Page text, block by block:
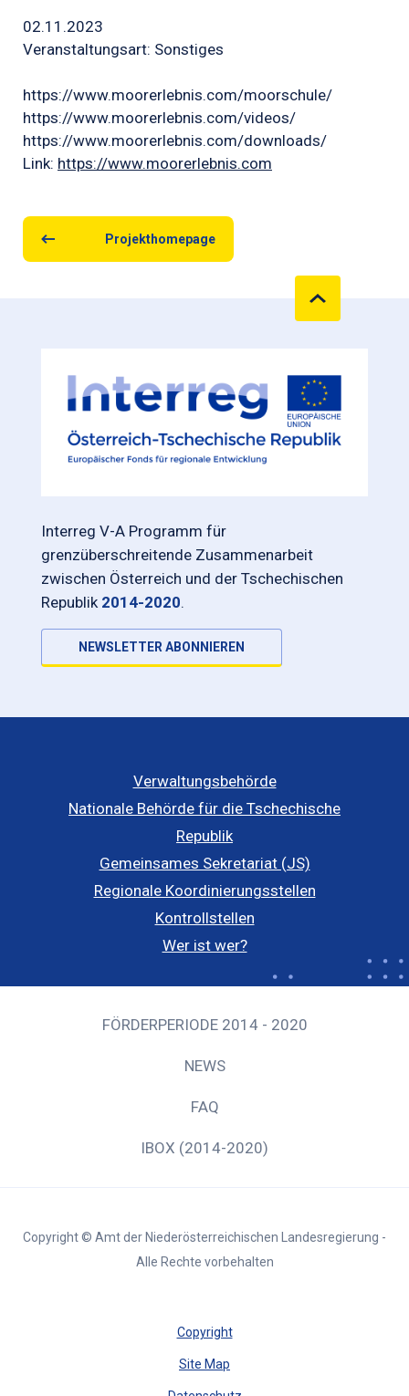
02.11.2023
Veranstaltungsart: Sonstiges
https://www.moorerlebnis.com/moorschule/
https://www.moorerlebnis.com/videos/
https://www.moorerlebnis.com/downloads/
Link: https://www.moorerlebnis.com
Projekthomepage
Interreg V-A Programm für
grenzüberschreitende Zusammenarbeit
zwischen Österreich und der Tschechischen
Republik 2014-2020.
NEWSLETTER ABONNIEREN
Verwaltungsbehörde
Nationale Behörde für die Tschechische
Republik
Gemeinsames Sekretariat (JS)
Regionale Koordinierungsstellen
Kontrollstellen
Wer ist wer?
FÖRDERPERIODE 2014 - 2020
NEWS
FAQ
IBOX (2014-2020)
Copyright © Amt der Niederösterreichischen Landesregierung -
Alle Rechte vorbehalten
Copyright
Site Map